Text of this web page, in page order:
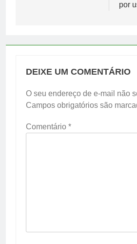
por
DEIXE UM COMENTÁRIO
O seu endereço de e-mail não
Campos obrigatórios são
Comentário *